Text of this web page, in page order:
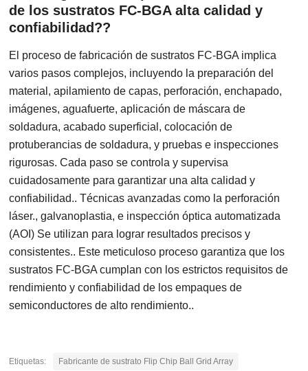
de los sustratos FC-BGA alta calidad y
confiabilidad??
El proceso de fabricación de sustratos FC-BGA implica
varios pasos complejos, incluyendo la preparación del
material, apilamiento de capas, perforación, enchapado,
imágenes, aguafuerte, aplicación de máscara de
soldadura, acabado superficial, colocación de
protuberancias de soldadura, y pruebas e inspecciones
rigurosas. Cada paso se controla y supervisa
cuidadosamente para garantizar una alta calidad y
confiabilidad.. Técnicas avanzadas como la perforación
láser., galvanoplastia, e inspección óptica automatizada
(AOI) Se utilizan para lograr resultados precisos y
consistentes.. Este meticuloso proceso garantiza que los
sustratos FC-BGA cumplan con los estrictos requisitos de
rendimiento y confiabilidad de los empaques de
semiconductores de alto rendimiento..
Etiquetas: Fabricante de sustrato Flip Chip Ball Grid Array